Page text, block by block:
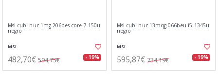
Msi cubi nuc 1mg-206bes core 7-150u
negro
MSI
482,70€ 594,75€ - 19%
Msi cubi nuc 13mqg-066beu i5-1345u
negro
MSI
595,87€ 734,19€ - 19%